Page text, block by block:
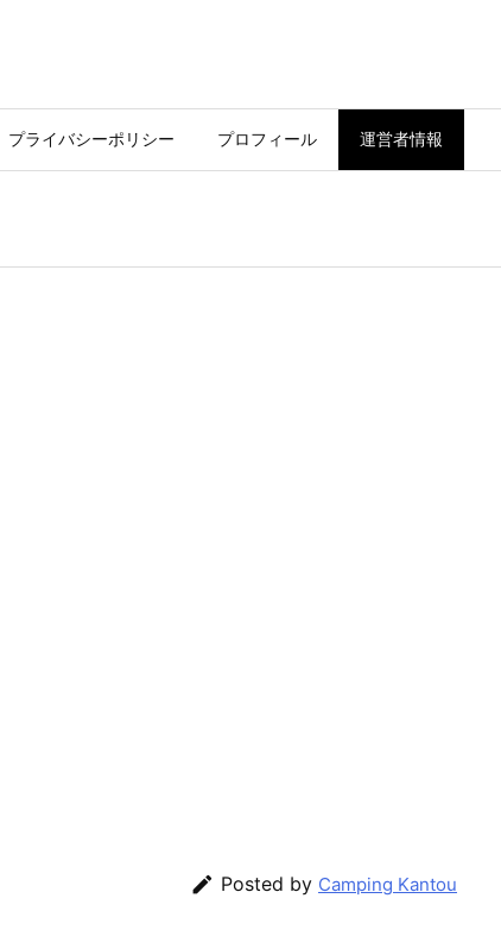
プライバシーポリシー プロフィール 運営者情報
 Posted by Camping Kantou